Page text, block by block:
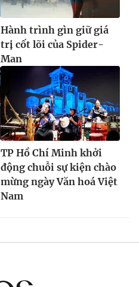
Hành trình gìn giữ giá
trị cốt lõi của Spider-
Man
TP Hồ Chí Minh khởi
động chuỗi sự kiện chào
mừng ngày Văn hoá Việt
Nam